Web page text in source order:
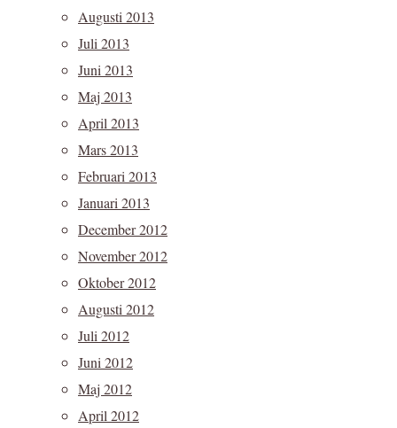
Augusti 2013
Juli 2013
Juni 2013
Maj 2013
April 2013
Mars 2013
Februari 2013
Januari 2013
December 2012
November 2012
Oktober 2012
Augusti 2012
Juli 2012
Juni 2012
Maj 2012
April 2012